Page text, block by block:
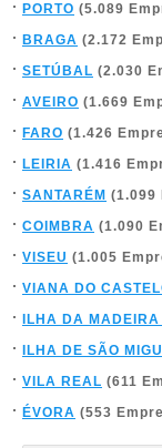
PORTO (5.089
BRAGA (2.172
SETÚBAL (2.030
AVEIRO (1.669
FARO (1.426
LEIRIA (1.416
SANTARÉM (1.099
COIMBRA (1.090
VISEU (1.005
VIANA DO
ILHA DA
ILHA DE SÃO
VILA REAL (611
ÉVORA (553